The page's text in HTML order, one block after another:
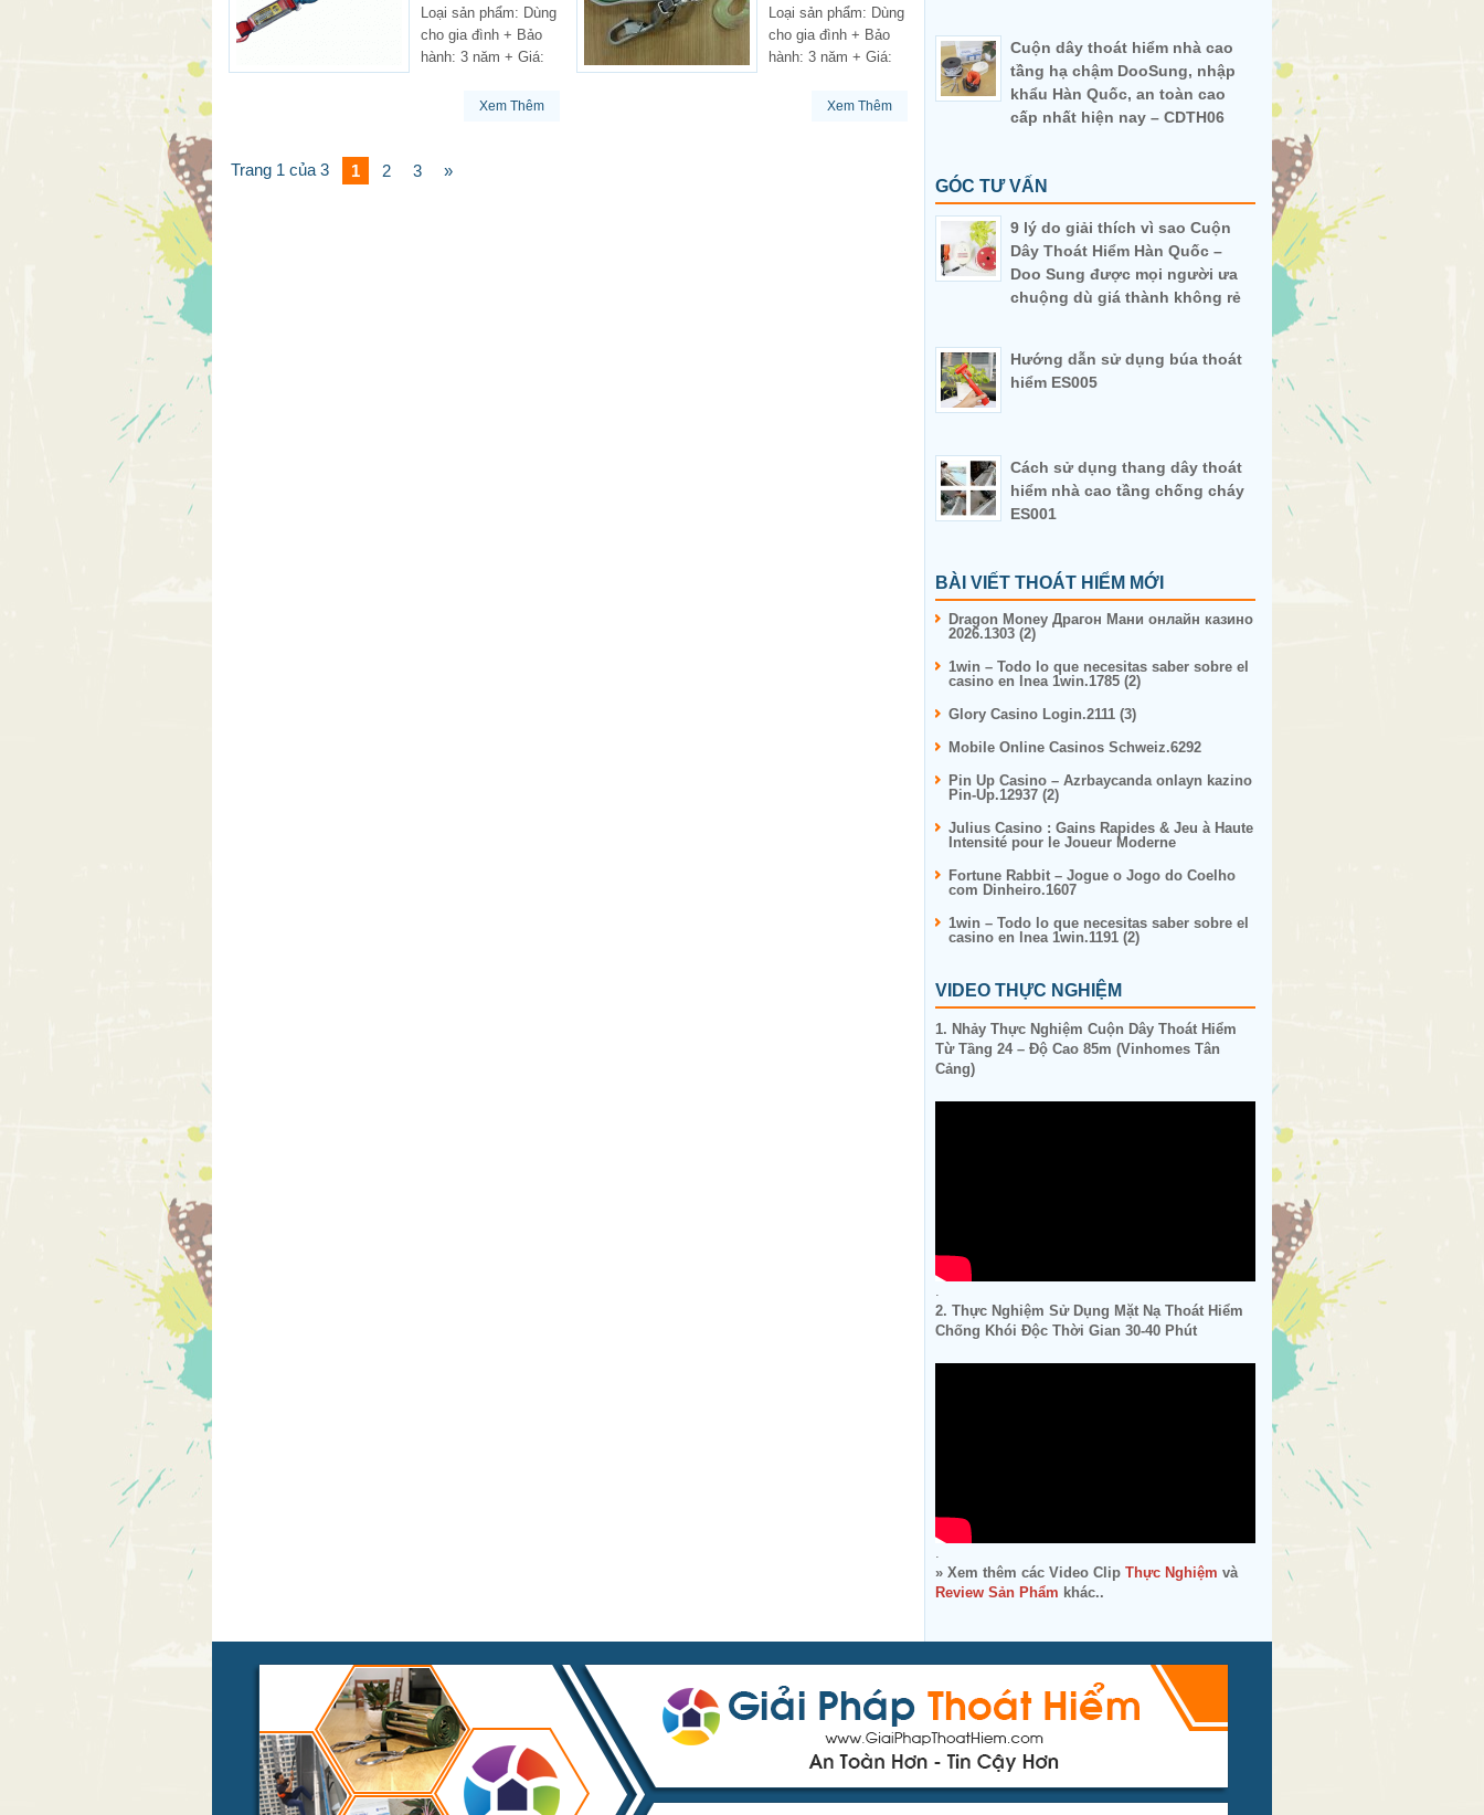
Loại sản phẩm: Dùng
cho gia đình + Bảo
hành: 3 năm + Giá:
Xem Thêm
Loại sản phẩm: Dùng
cho gia đình + Bảo
hành: 3 năm + Giá:
Xem Thêm
Trang 1 của 3 1 2 3 »
Cuộn dây thoát hiểm nhà cao
tầng hạ chậm DooSung, nhập
khẩu Hàn Quốc, an toàn cao
cấp nhất hiện nay – CDTH06
GÓC TƯ VẤN
9 lý do giải thích vì sao Cuộn
Dây Thoát Hiểm Hàn Quốc –
Doo Sung được mọi người ưa
chuộng dù giá thành không rẻ
Hướng dẫn sử dụng búa thoát
hiểm ES005
Cách sử dụng thang dây thoát
hiểm nhà cao tầng chống cháy
ES001
BÀI VIẾT THOÁT HIỂM MỚI
Dragon Money Драгон Мани онлайн казино
2026.1303 (2)
1win – Todo lo que necesitas saber sobre el
casino en lnea 1win.1785 (2)
Glory Casino Login.2111 (3)
Mobile Online Casinos Schweiz.6292
Pin Up Casino – Azrbaycanda onlayn kazino
Pin-Up.12937 (2)
Julius Casino : Gains Rapides & Jeu à Haute
Intensité pour le Joueur Moderne
Fortune Rabbit – Jogue o Jogo do Coelho
com Dinheiro.1607
1win – Todo lo que necesitas saber sobre el
casino en lnea 1win.1191 (2)
VIDEO THỰC NGHIỆM
1. Nhảy Thực Nghiệm Cuộn Dây Thoát Hiểm
Từ Tầng 24 – Độ Cao 85m (Vinhomes Tân
Cảng)
.
2. Thực Nghiệm Sử Dụng Mặt Nạ Thoát Hiểm
Chống Khói Độc Thời Gian 30-40 Phút
.
» Xem thêm các Video Clip Thực Nghiệm và
Review Sản Phẩm khác..